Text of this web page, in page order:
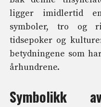
ligger imidlertid
symboler, tro og
tidsepoker og
betydningene som
århundrene.
Symbolikk